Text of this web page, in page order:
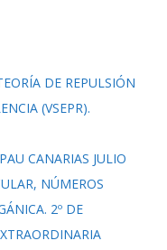
DE REPULSIÓN
(VSEPR).
CANARIAS JULIO
NÚMEROS
2º DE